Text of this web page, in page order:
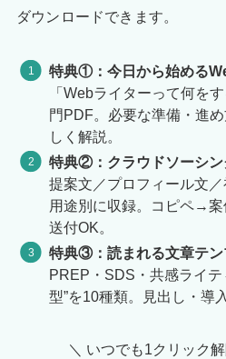
ダウンロードできます。
特典①：今日から始める
「Webライターって何を
門PDF。必要な準備・進
しく解説。
特典②：クラウドソーシ
提案文／プロフィール文
用途別に収録。コピペ→
送付OK。
特典③：読まれる文章テン
PREP・SDS・共感ライテ
型”を10種類。見出し・導
＼ いつでも1クリック